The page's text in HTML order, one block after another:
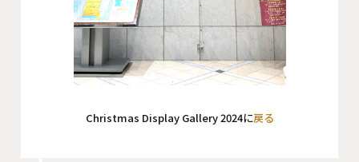
Christmas Display Gallery 2024に戻る